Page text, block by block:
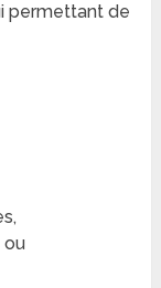
permettant de
ou